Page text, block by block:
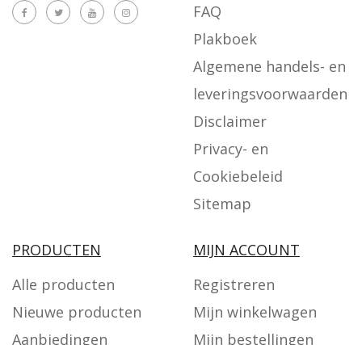
FAQ
Plakboek
Algemene handels- en
leveringsvoorwaarden
Disclaimer
Privacy- en
Cookiebeleid
Sitemap
PRODUCTEN
Alle producten
Nieuwe producten
Aanbiedingen
MIJN ACCOUNT
Registreren
Mijn winkelwagen
Mijn bestellingen